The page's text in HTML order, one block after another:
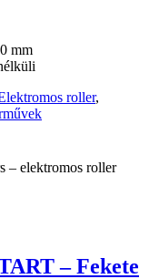
mm
roller,
– elektromos roller
– Fekete